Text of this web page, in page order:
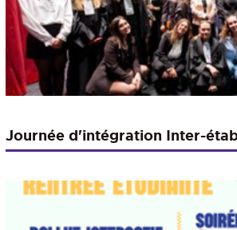
Journée d'intégration Inter-